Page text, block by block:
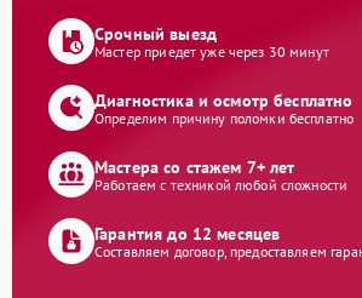
Срочный выезд
Мастер приедет уже через 30 минут
Диагностика и осмотр бесплатно
Определим причину поломки бесплатно
Мастера со стажем 7+ лет
Работаем с техникой любой сложности
Гарантия до 12 месяцев
Составляем договор, предоставляем